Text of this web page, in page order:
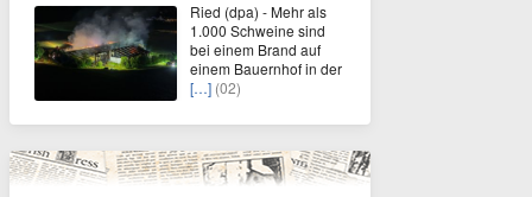
Ried (dpa) - Mehr als
1.000 Schweine sind
bei einem Brand auf
einem Bauernhof in der
[…] (02)